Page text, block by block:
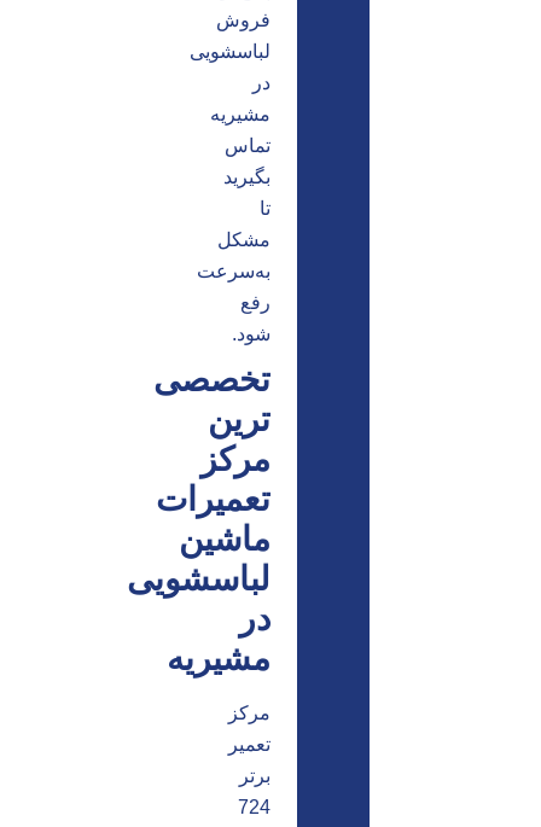
فروش
لباسشویی
در
مشیریه
تماس
بگیرید
تا
مشکل
به‌سرعت
رفع
شود.
تخصصی
ترین
مرکز
تعمیرات
ماشین
لباسشویی
در
مشیریه
مرکز
تعمیر
برتر
724